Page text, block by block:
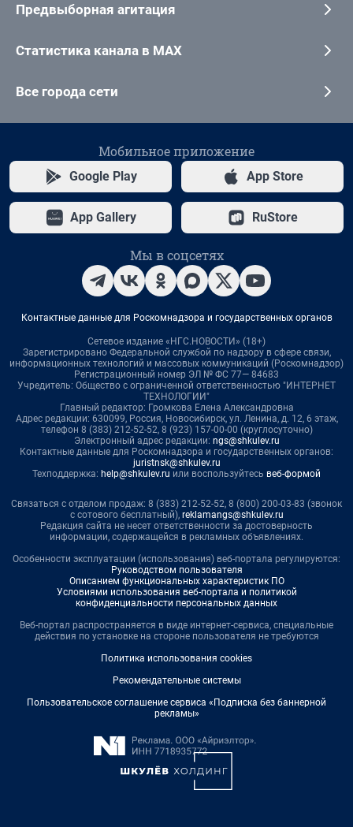
Предвыборная агитация
Статистика канала в MAX
Все города сети
Мобильное приложение
Google Play App Store
App Gallery RuStore
Мы в соцсетях
Контактные данные для Роскомнадзора и государственных органов
Сетевое издание «НГС.НОВОСТИ» (18+)
Зарегистрировано Федеральной службой по надзору в сфере связи,
информационных технологий и массовых коммуникаций (Роскомнадзор)
Регистрационный номер ЭЛ № ФС 77— 84683
Учредитель: Общество с ограниченной ответственностью "ИНТЕРНЕТ
ТЕХНОЛОГИИ"
Главный редактор: Громкова Елена Александровна
Адрес редакции: 630099, Россия, Новосибирск, ул. Ленина, д. 12, 6 этаж,
телефон 8 (383) 212-52-52, 8 (923) 157-00-00 (круглосуточно)
Электронный адрес редакции: ngs@shkulev.ru
Контактные данные для Роскомнадзора и государственных органов:
juristnsk@shkulev.ru
Техподдержка: help@shkulev.ru или воспользуйтесь веб-формой
Связаться с отделом продаж: 8 (383) 212-52-52, 8 (800) 200-03-83 (звонок
с сотового бесплатный), reklamangs@shkulev.ru
Редакция сайта не несет ответственности за достоверность
информации, содержащейся в рекламных объявлениях.
Особенности эксплуатации (использования) веб-портала регулируются:
Руководством пользователя
Описанием функциональных характеристик ПО
Условиями использования веб-портала и политикой
конфиденциальности персональных данных
Веб-портал распространяется в виде интернет-сервиса, специальные
действия по установке на стороне пользователя не требуются
Политика использования cookies
Рекомендательные системы
Пользовательское соглашение сервиса «Подписка без баннерной
рекламы»